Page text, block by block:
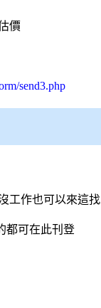
價
send3.php
工作也可以來這
都可在此刊登